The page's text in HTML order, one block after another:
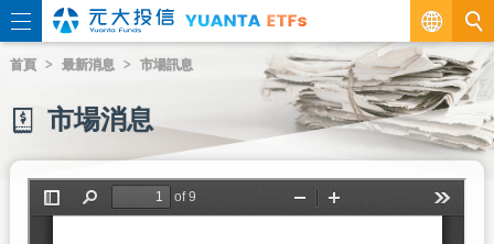
繁
EN
首頁 最新消息 市場訊息
市場消息